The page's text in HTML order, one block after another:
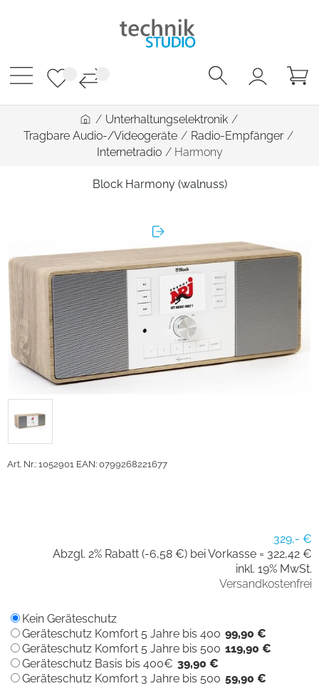
/ Unterhaltungselektronik /
Tragbare Audio-/Videogeräte / Radio-Empfänger /
Internetradio / Harmony
Block Harmony (walnuss)
Art. Nr.: 1052901 EAN: 0799268221677
329,- €
Abzgl. 2% Rabatt (-6,58 €) bei Vorkasse = 322,42 €
inkl. 19% MwSt.
Versandkostenfrei
Kein Geräteschutz
Geräteschutz Komfort 5 Jahre bis 400 99,90 €
Geräteschutz Komfort 5 Jahre bis 500 119,90 €
Geräteschutz Basis bis 400€ 39,90 €
Geräteschutz Komfort 3 Jahre bis 500 59,90 €